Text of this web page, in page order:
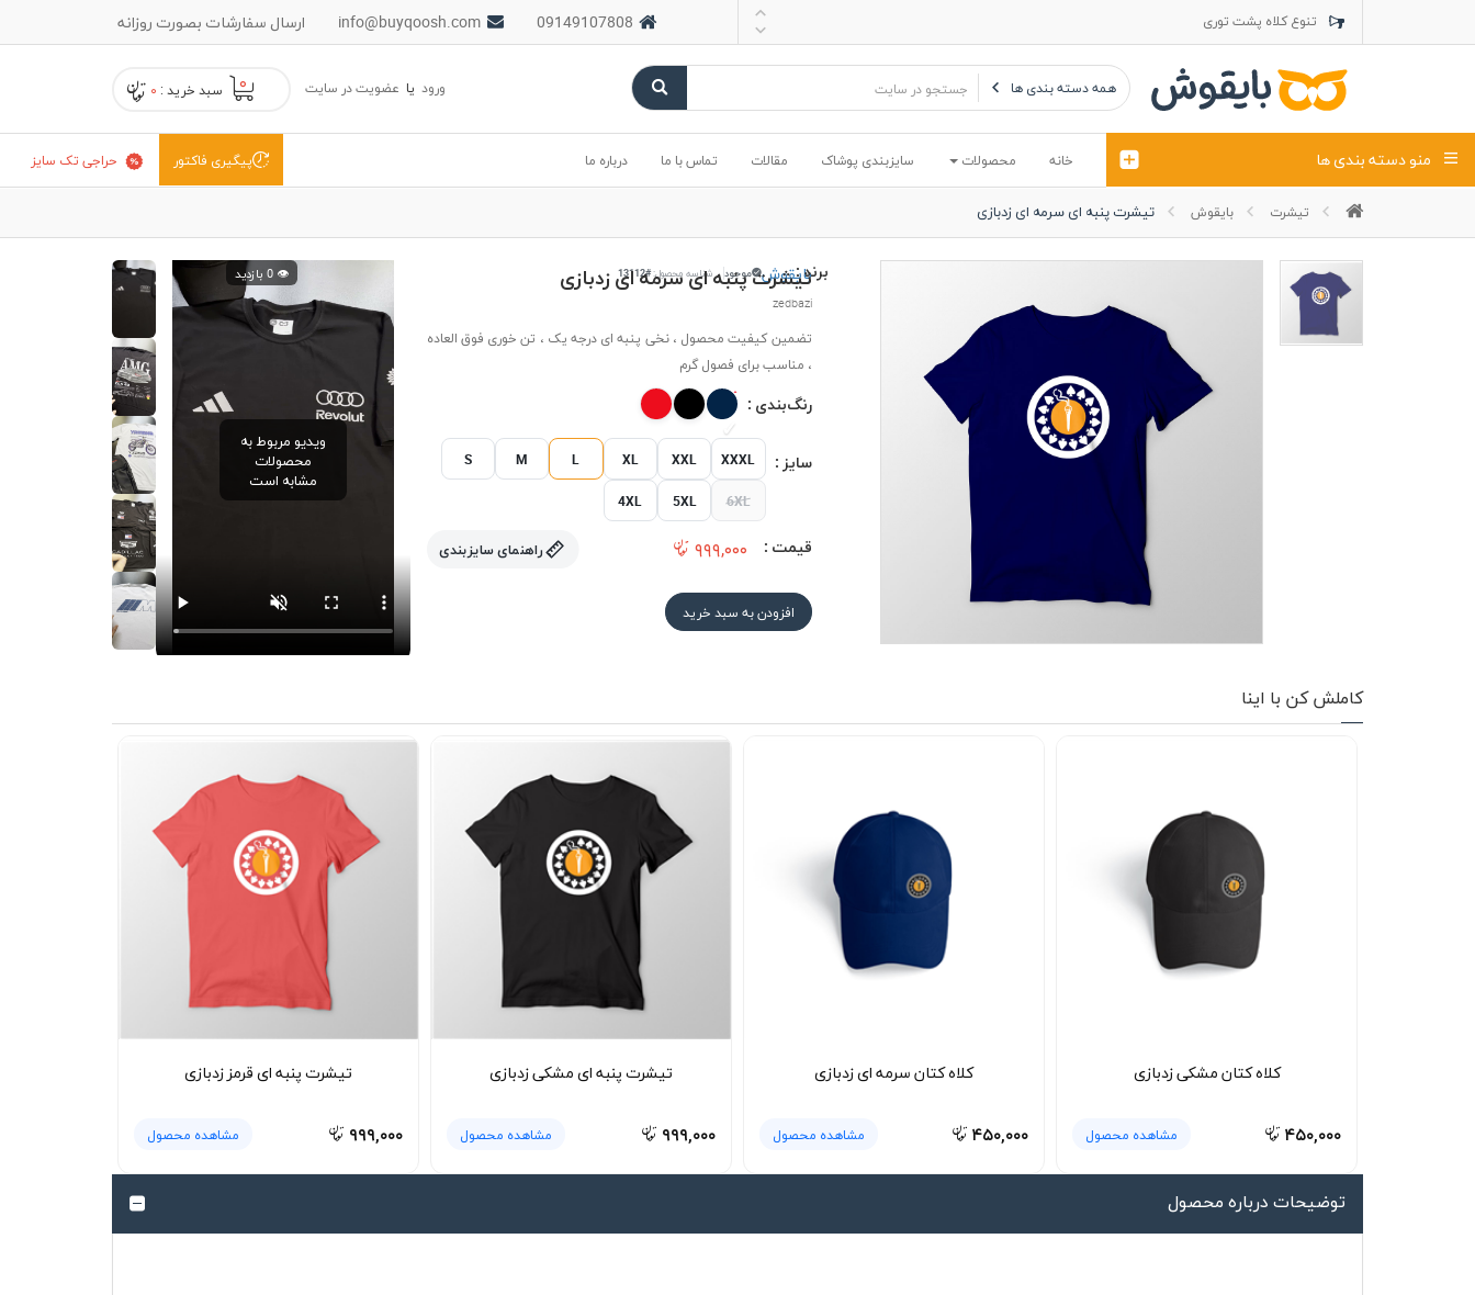
تنوع کلاه پشت توری
تنوع کلاه کتان
تنوع تراول ماک
ارسال سفارشات بصورت روزانه info@buyqoosh.com 09149107808
همه دسته بندی ها ۰ سبد خرید : ۰ ورود یا عضویت در سایت
حراجی تک سایز پیگیری فاکتور خانه محصولات سایزبندی پوشاک مقالات تماس با ما درباره ما منو دسته بندی ها
گردنی کلاه شو
تیشرت بایقوش تیشرت پنبه ای سرمه ای زدبازی
تیشرت پنبه ای سرمه ای زدبازی
zedbazi
برند :بایقوش موجود شناسه محصول:#13112
تضمین کیفیت محصول ، نخی پنبه ای درجه یک ، تن خوری فوق العاده
، مناسب برای فصول گرم
رنگ‌بندی :
سایز : S M L XL XXL XXXL
4XL 5XL 6XL
قیمت : ۹۹۹,۰۰۰ راهنمای سایزبندی
افزودن به سبد خرید
👁️ 0 بازدید
ویدیو مربوط به
محصولات
مشابه است
کاملش کن با اینا
کلاه کتان مشکی زدبازی
۴۵۰,۰۰۰ مشاهده محصول
کلاه کتان سرمه ای زدبازی
۴۵۰,۰۰۰ مشاهده محصول
تیشرت پنبه ای مشکی زدبازی
۹۹۹,۰۰۰ مشاهده محصول
تیشرت پنبه ای قرمز زدبازی
۹۹۹,۰۰۰ مشاهده محصول
توضیحات درباره محصول